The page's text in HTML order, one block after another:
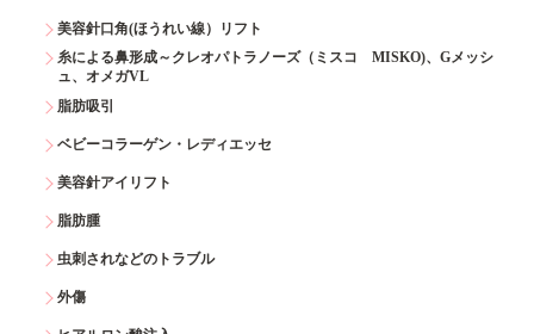
美容針口角(ほうれい線）リフト
糸による鼻形成～クレオパトラノーズ（ミスコ MISKO)、Gメッシ
ュ、オメガVL
脂肪吸引
ベビーコラーゲン・レディエッセ
美容針アイリフト
脂肪腫
虫刺されなどのトラブル
外傷